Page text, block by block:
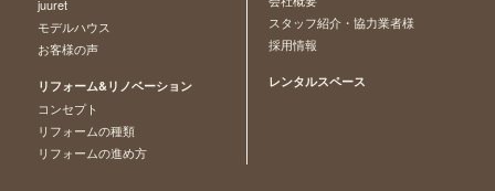
juuret
モデルハウス
お客様の声
リフォーム&リノベーション
コンセプト
リフォームの種類
リフォームの進め方
スタッフ紹介・協力業者様
採用情報
レンタルスペース